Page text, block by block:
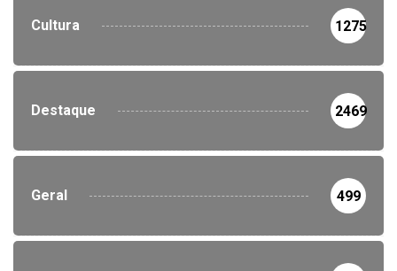
Cultura 1275
Destaque 2469
Geral 499